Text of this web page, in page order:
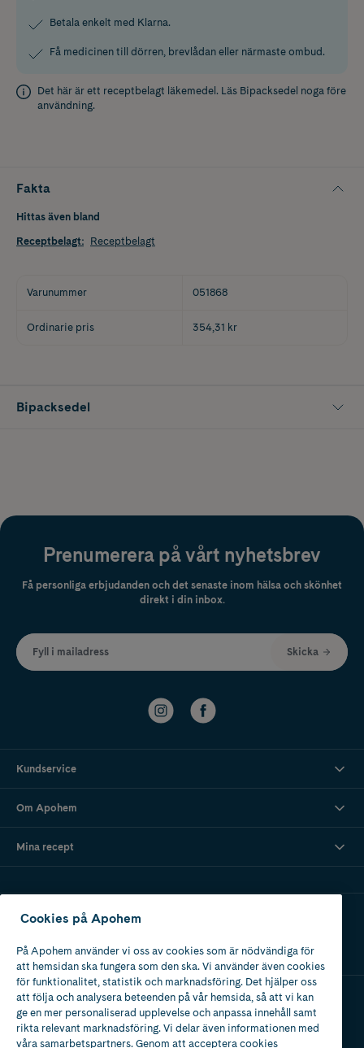
Betala enkelt med Klarna.
Få medicinen till dörren, brevlådan eller närmaste ombud.
Det här är ett receptbelagt läkemedel. Läs Bipacksedel noga före
användning.
Fakta
Hittas även bland
Receptbelagt: Receptbelagt
Varunummer 051868
Ordinarie pris 354,31 kr
Bipacksedel
Prenumerera på vårt nyhetsbrev
Få personliga erbjudanden och det senaste inom hälsa och skönhet
direkt i din inbox.
Fyll i mailadress Skicka
Kundservice
Om Apohem
Mina recept
Ladda ner vår app
Apotek med tillstånd
av Läkemedelsverket
Cookies på Apohem
På Apohem använder vi oss av cookies som är nödvändiga för
att hemsidan ska fungera som den ska. Vi använder även cookies
för funktionalitet, statistik och marknadsföring. Det hjälper oss
att följa och analysera beteenden på vår hemsida, så att vi kan
ge en mer personaliserad upplevelse och anpassa innehåll samt
rikta relevant marknadsföring. Vi delar även informationen med
våra samarbetspartners. Genom att acceptera cookies